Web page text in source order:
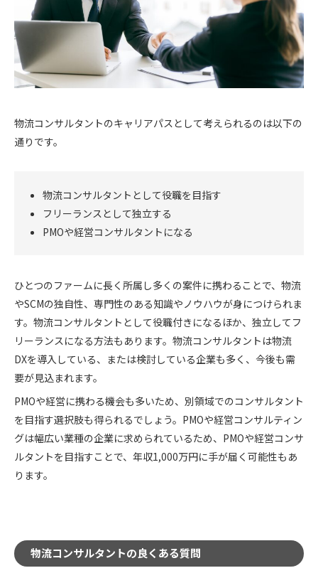
物流コンサルタントのキャリアパスとして考えられるのは以下の
通りです。
物流コンサルタントとして役職を目指す
フリーランスとして独立する
PMOや経営コンサルタントになる
ひとつのファームに長く所属し多くの案件に携わることで、物流
やSCMの独自性、専門性のある知識やノウハウが身につけられま
す。物流コンサルタントとして役職付きになるほか、独立してフ
リーランスになる方法もあります。物流コンサルタントは物流
DXを導入している、または検討している企業も多く、今後も需
要が見込まれます。
PMOや経営に携わる機会も多いため、別領域でのコンサルタント
を目指す選択肢も得られるでしょう。PMOや経営コンサルティン
グは幅広い業種の企業に求められているため、PMOや経営コンサ
ルタントを目指すことで、年収1,000万円に手が届く可能性もあ
ります。
物流コンサルタントの良くある質問